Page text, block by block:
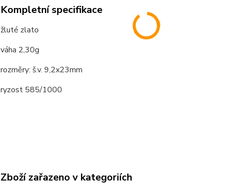
Kompletní specifikace
žluté zlato
váha 2,30g
rozměry: š.v. 9,2x23mm
ryzost 585/1000
Zboží zařazeno v kategoriích